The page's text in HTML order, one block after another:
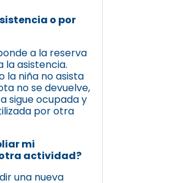
o por
a la reserva
la asistencia.
la niña no asista
no se devuelve,
sigue ocupada y
por otra
mi
actividad?
una nueva